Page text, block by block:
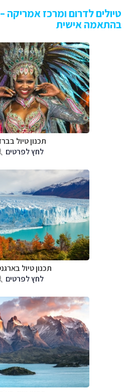
טיולים לדרום ומרכז אמריקה –
בהתאמה אישית
תכנון טיול
לחץ לפרטים
תכנון טיול ב
לחץ לפרטים